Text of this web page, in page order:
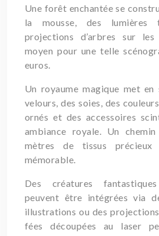
Une forêt enchantée se
la mousse, des lumières
projections d’arbres sur
moyen pour une telle
euros.
Un royaume magique met en
velours, des soies, des
ornés et des accessoires
ambiance royale. Un
mètres de tissus précieux
mémorable.
Des créatures
peuvent être intégrées via
illustrations ou des
fées découpées au laser